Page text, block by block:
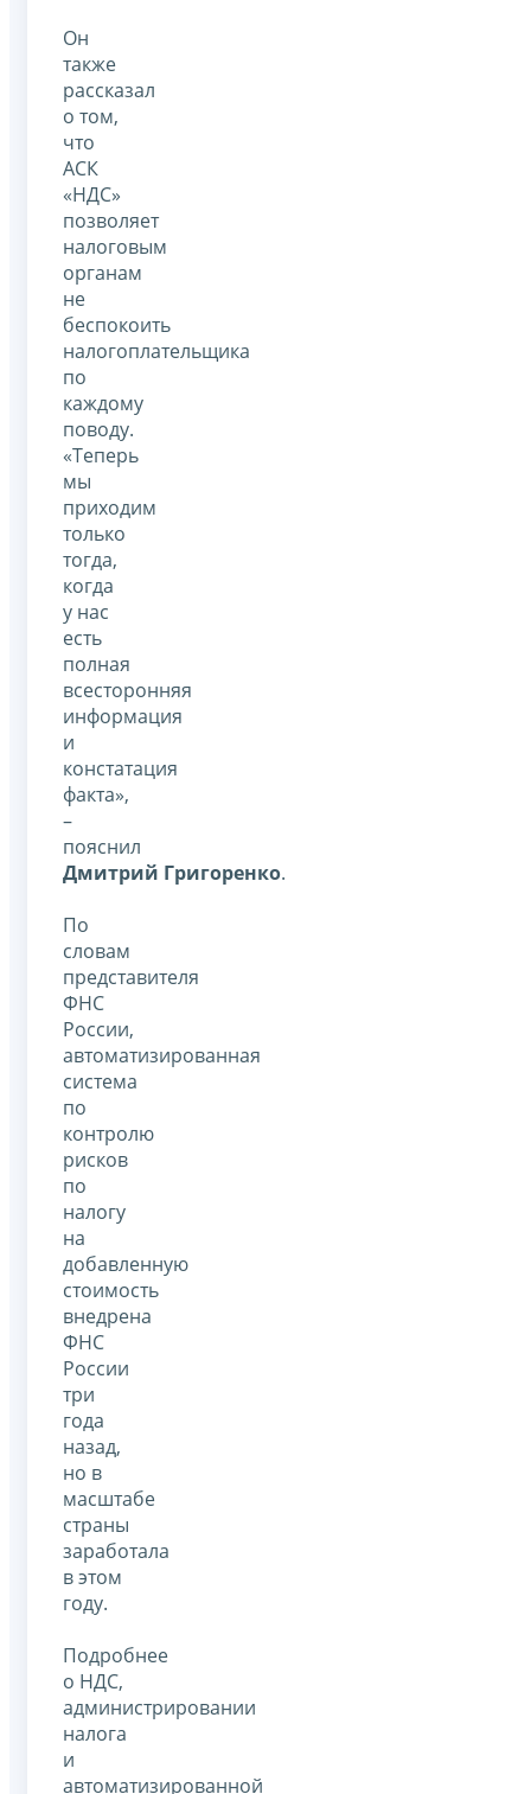
Он
также
рассказал
о том,
что
АСК
«НДС»
позволяет
налоговым
органам
не
беспокоить
налогоплательщика
по
каждому
поводу.
«Теперь
мы
приходим
только
тогда,
когда
у нас
есть
полная
всесторонняя
информация
и
констатация
факта»,
–
пояснил
Дмитрий Григоренко.
По
словам
представителя
ФНС
России,
автоматизированная
система
по
контролю
рисков
по
налогу
на
добавленную
стоимость
внедрена
ФНС
России
три
года
назад,
но в
масштабе
страны
заработала
в этом
году.
Подробнее
о НДС,
администрировании
налога
и
автоматизированной